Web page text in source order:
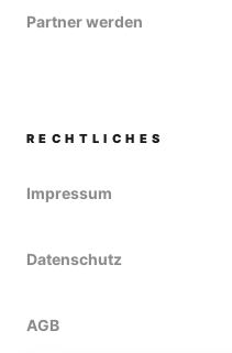
Partner werden
RECHTLICHES
Impressum
Datenschutz
AGB